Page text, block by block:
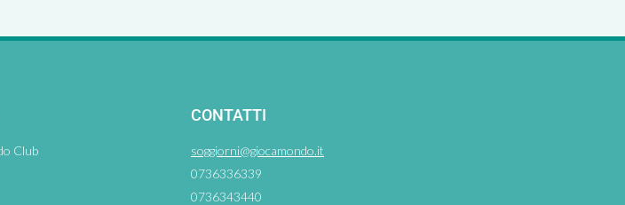
Club
CONTATTI
soggiorni@giocamondo.it
0736336339
0736343440